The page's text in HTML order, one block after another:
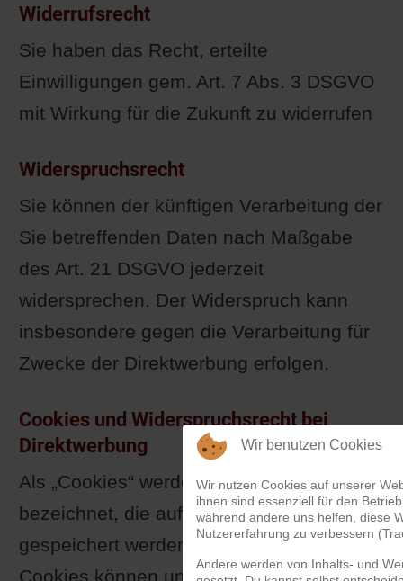
Widerrufsrecht
Sie haben das Recht, erteilte
Einwilligungen gem. Art. 7 Abs. 3 DSGVO
mit Wirkung für die Zukunft zu widerrufen
Widerspruchsrecht
Sie können der künftigen Verarbeitung der
Sie betreffenden Daten nach Maßgabe
des Art. 21 DSGVO jederzeit
widersprechen. Der Widerspruch kann
insbesondere gegen die Verarbeitung für
Zwecke der Direktwerbung erfolgen.
Cookies und Widerspruchsrecht bei
Direktwerbung
Als „Cookies“ werden kleine Dateien
bezeichnet, die auf Rechnern der Nutzer
gespeichert werden. Innerhalb der
Cookies können unterschiedliche
Wir benutzen Cookies
Wir nutzen Cookies auf unserer
ihnen sind essenziell für den
während andere uns helfen, diese
Nutzererfahrung zu verbessern
Andere werden von Inhalts- und